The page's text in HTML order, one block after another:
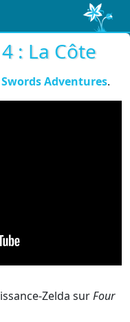
: La Côte
Adventures.
Zelda surFour